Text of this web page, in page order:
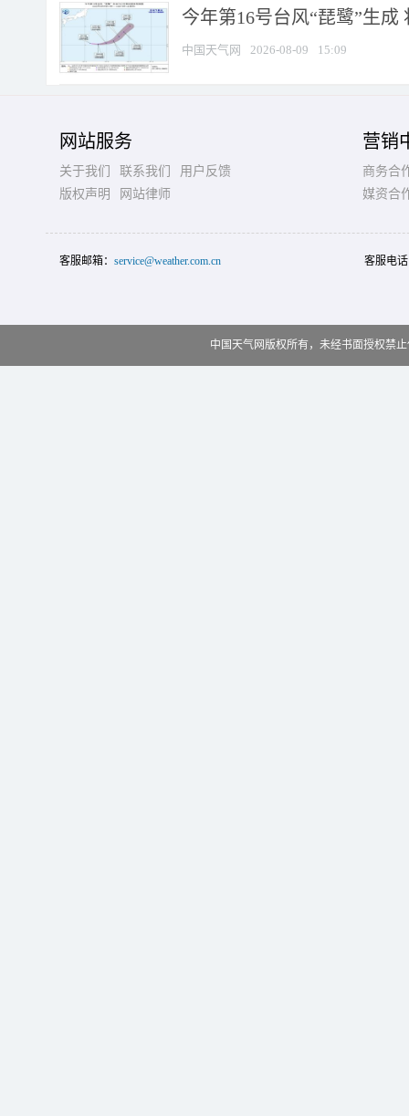
今年第16号台风“琵鹭”生
中国天气网 2026-08-09 15:09
网站服务
关于我们 联系我们
用户反馈
版权声明
网站律师
营销
商务合
媒资合
客服邮箱： service@weather.com.cn 客服电
中国天气网版权所有，未经书面授权